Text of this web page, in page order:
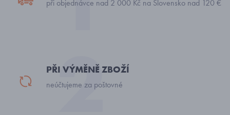
při objednávce nad 2 000 Kč na Slovensko nad 120 €
PŘI VÝMĚNĚ ZBOŽÍ
neúčtujeme za poštovné